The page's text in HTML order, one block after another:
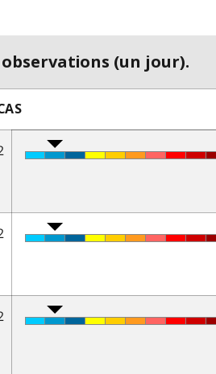
(un jour).